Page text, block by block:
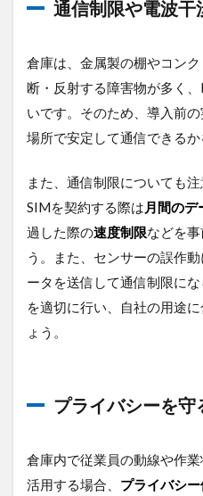
通信制限や電波干
倉庫は、金属製の棚やコン
断・反射する障害物が多く
いです。そのため、導入前
場所で安定して通信できるか
また、通信制限についても
SIMを契約する際は 月間のデ
過した際の速度制限などを
う。また、センサーの誤作
ータを送信して通信制限に
を適切に行い、自社の用途
ょう。
プライバシーを守
倉庫内で従業員の動線や作
活用する場合、 プライバシ